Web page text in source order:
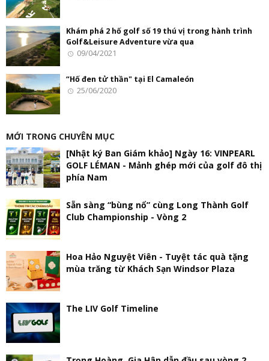
Khám phá 2 hố golf số 19 thú vị trong hành trình
Golf&Leisure Adventure vừa qua
09/04/2021
“Hố đen tử thần" tại El Camaleón
25/06/2020
MỚI TRONG CHUYÊN MỤC
[Nhật ký Ban Giám khảo] Ngày 16: VINPEARL
GOLF LÉMAN - Mảnh ghép mới của golf đô thị
phía Nam
Sẵn sàng “bùng nổ” cùng Long Thành Golf
Club Championship - Vòng 2
Hoa Hảo Nguyệt Viên - Tuyệt tác quà tặng
mùa trăng từ Khách Sạn Windsor Plaza
The LIV Golf Timeline